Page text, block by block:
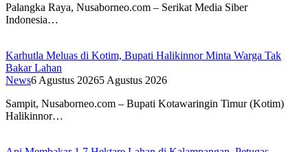
Palangka Raya, Nusaborneo.com – Serikat Media Siber
Indonesia…
Karhutla Meluas di Kotim, Bupati Halikinnor Minta Warga Tak
Bakar Lahan
News6 Agustus 20265 Agustus 2026
Sampit, Nusaborneo.com – Bupati Kotawaringin Timur (Kotim)
Halikinnor…